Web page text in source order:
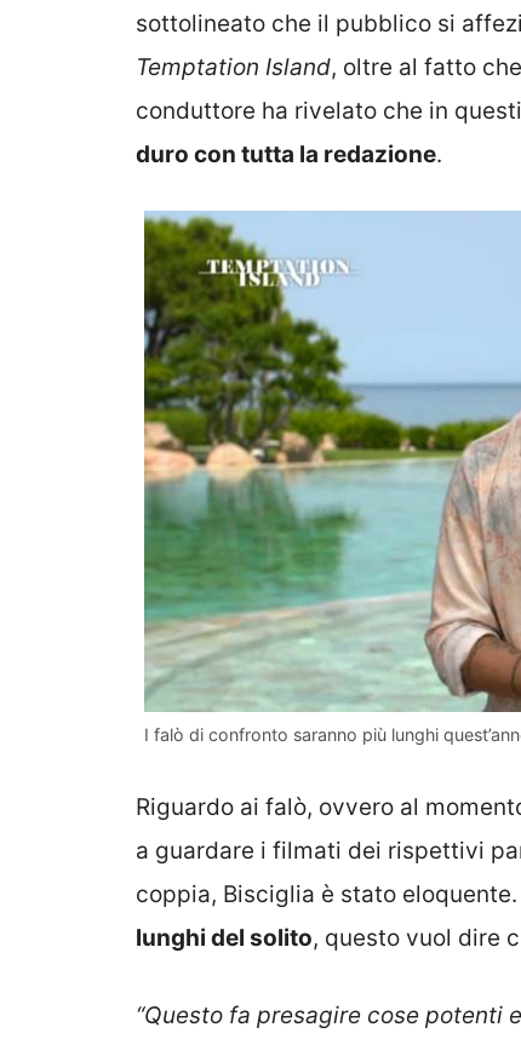
sottolineato che il pubblico si
Temptation Island, oltre al fatto
conduttore ha rivelato che in
duro con tutta la redazione.
I falò di confronto saranno più lunghi
Riguardo ai falò, ovvero al
a guardare i filmati dei rispettivi
coppia, Bisciglia è stato
lunghi del solito, questo vuol dire
“Questo fa presagire cose potenti